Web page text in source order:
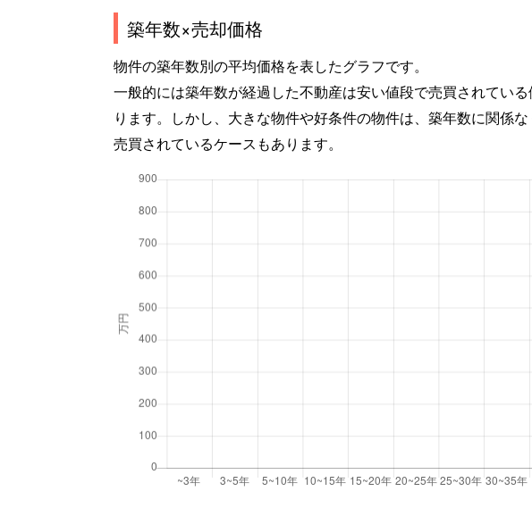
築年数×売却価格
物件の築年数別の平均価格を表したグラフです。
一般的には築年数が経過した不動産は安い値段で売買されてい
ります。しかし、大きな物件や好条件の物件は、築年数に関係
売買されているケースもあります。